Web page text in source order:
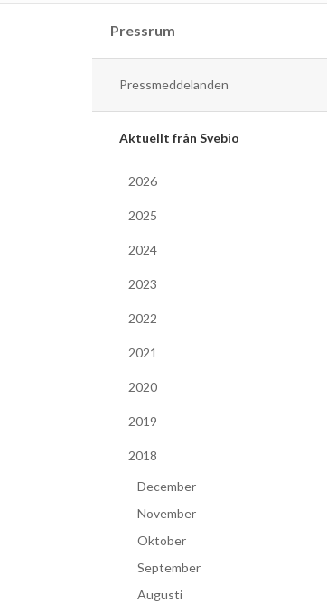
Pressrum
Pressmeddelanden
Aktuellt från Svebio
2026
2025
2024
2023
2022
2021
2020
2019
2018
December
November
Oktober
September
Augusti